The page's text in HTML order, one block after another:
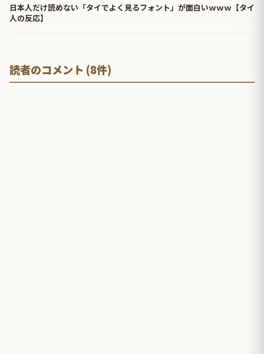
日本人だけ読めない「タイでよく見るフォント」が面白いｗｗｗ【タイ
人の反応】
読者のコメント (8件)